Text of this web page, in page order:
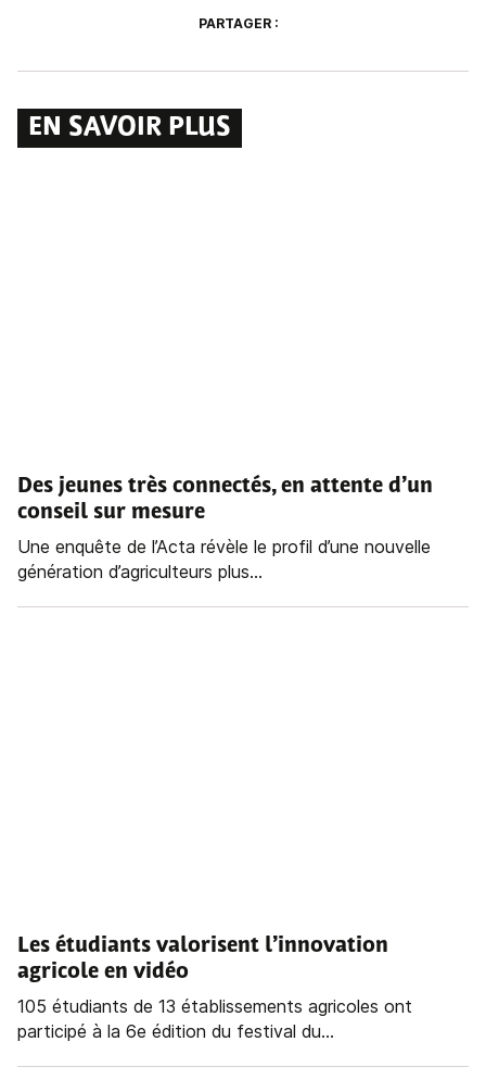
PARTAGER :
EN SAVOIR PLUS
Des jeunes très connectés, en attente d’un
conseil sur mesure
Une enquête de l’Acta révèle le profil d’une nouvelle
génération d’agriculteurs plus...
Les étudiants valorisent l’innovation
agricole en vidéo
105 étudiants de 13 établissements agricoles ont
participé à la 6e édition du festival du...